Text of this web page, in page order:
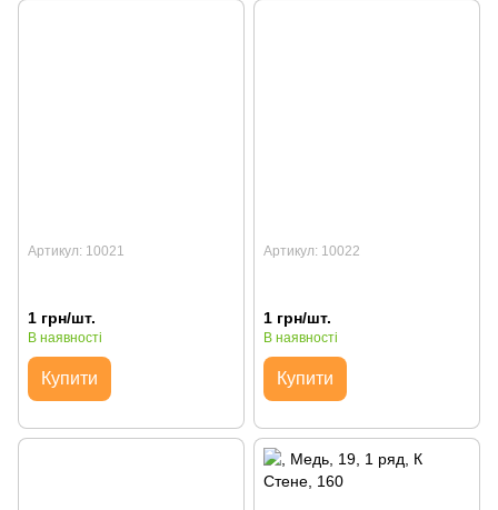
Артикул: 10021
1 грн/шт.
В наявності
Купити
Артикул: 10022
1 грн/шт.
В наявності
Купити